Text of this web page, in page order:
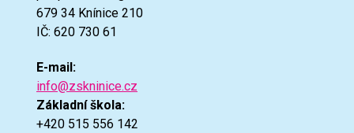
679 34 Knínice 210
IČ: 620 730 61
E-mail:
info@zskninice.cz
Základní škola:
+420 515 556 142